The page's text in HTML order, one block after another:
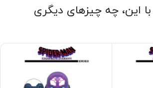
این، چه چیزهای دیگری